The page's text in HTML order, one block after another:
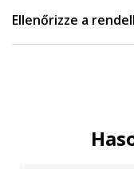
Ellenőrizze a